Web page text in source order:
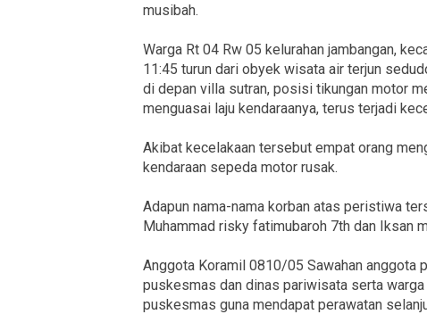
musibah.
Warga Rt 04 Rw 05 kelurahan jambangan,
11:45 turun dari obyek wisata air terjun
di depan villa sutran, posisi tikungan motor
menguasai laju kendaraanya, terus terjadi
Akibat kecelakaan tersebut empat orang
kendaraan sepeda motor rusak.
Adapun nama-nama korban atas peristiwa
Muhammad risky fatimubaroh 7th dan Iksan
Anggota Koramil 0810/05 Sawahan anggota
puskesmas dan dinas pariwisata serta
puskesmas guna mendapat perawatan